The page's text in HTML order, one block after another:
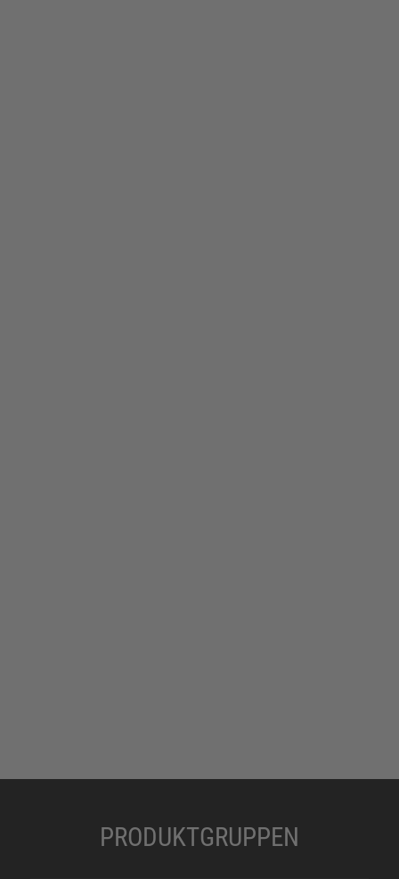
PRODUKTGRUPPEN